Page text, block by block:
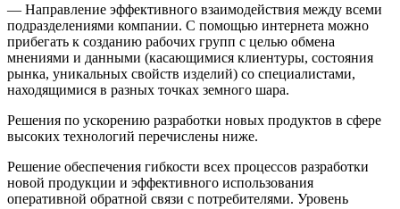
— Направление эффективного взаимодействия между всеми
подразделениями компании. С помощью интернета можно
прибегать к созданию рабочих групп с целью обмена
мнениями и данными (касающимися клиентуры, состояния
рынка, уникальных свойств изделий) со специалистами,
находящимися в разных точках земного шара.
Решения по ускорению разработки новых продуктов в сфере
высоких технологий перечислены ниже.
Решение обеспечения гибкости всех процессов разработки
новой продукции и эффективного использования
оперативной обратной связи с потребителями. Уровень